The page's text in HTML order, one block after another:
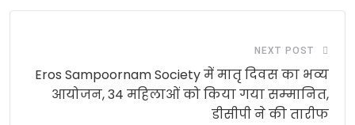
NEXT POST
Eros Sampoornam Society में मातृ दिवस का भव्‍य
आयोजन, 34 महिलाओं को किया गया सम्‍मानित,
डीसीपी ने की तारीफ